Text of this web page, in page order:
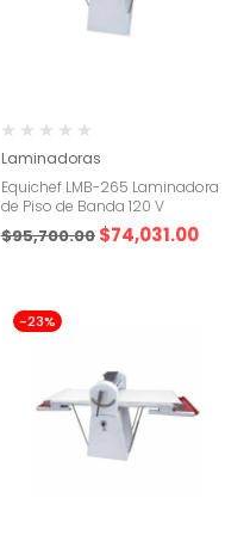
Laminadoras
Equichef LMB-265 Laminadora
de Piso de Banda 120 V
$95,700.00 $74,031.00
-23%